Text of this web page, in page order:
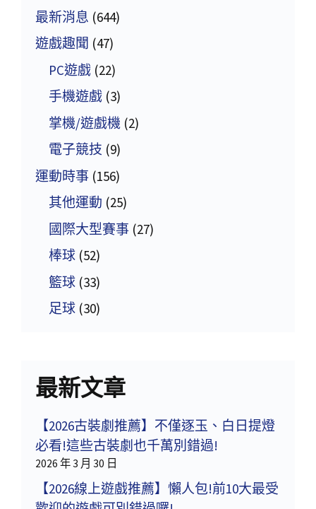
最新消息 (644)
遊戲趣聞 (47)
PC遊戲 (22)
手機遊戲 (3)
掌機/遊戲機 (2)
電子競技 (9)
運動時事 (156)
其他運動 (25)
國際大型賽事 (27)
棒球 (52)
籃球 (33)
足球 (30)
最新文章
【2026古裝劇推薦】不僅逐玉、白日提燈
必看!這些古裝劇也千萬別錯過!
2026 年 3 月 30 日
【2026線上遊戲推薦】懶人包!前10大最受